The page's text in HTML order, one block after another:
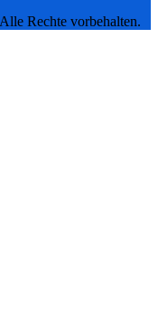
Rechte vorbehalten.